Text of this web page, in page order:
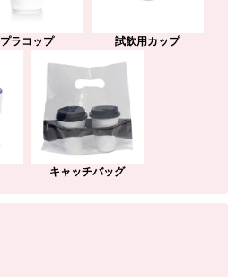
プラコップ 試飲用カップ
キャッチバッグ